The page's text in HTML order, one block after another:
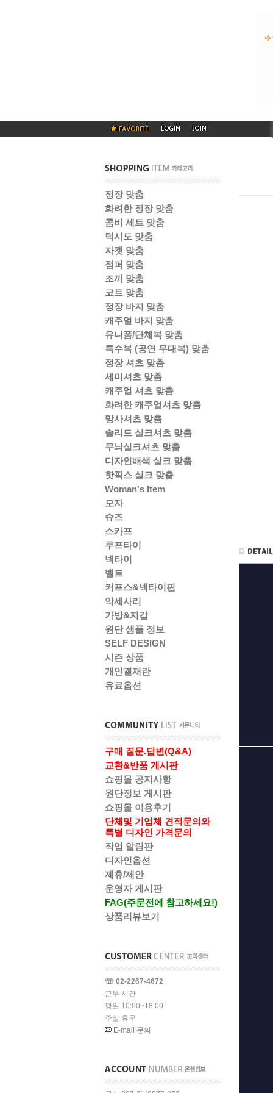
정장 맞춤
화려한 정장 맞춤
콤비 세트 맞춤
턱시도 맞춤
자켓 맞춤
점퍼 맞춤
조끼 맞춤
코트 맞춤
정장 바지 맞춤
캐주얼 바지 맞춤
유니폼/단체복 맞춤
특수복 (공연 무대복) 맞춤
정장 셔츠 맞춤
세미셔츠 맞춤
캐주얼 셔츠 맞춤
화려한 캐주얼셔츠 맞춤
망사셔츠 맞춤
솔리드 실크셔츠 맞춤
무늬실크셔츠 맞춤
디자인배색 실크 맞춤
핫픽스 실크 맞춤
Woman's Item
모자
슈즈
스카프
루프타이
넥타이
벨트
커프스&넥타이핀
악세사리
가방&지갑
원단 샘플 정보
SELF DESIGN
시즌 상품
개인결재란
유료옵션
구매 질문.답변(Q&A)
교환&반품 게시판
쇼핑몰 공지사항
원단정보 게시판
쇼핑몰 이용후기
단체및 기업체 견적문의와
특별 디자인 가격문의
작업 알림판
디자인옵션
제휴/제안
운영자 게시판
FAG(주문전에 참고하세요!)
상품리뷰보기
☏ 02-2267-4672
근무 시간
평일 10:00~18:00
주말 휴무
E-mail 문의